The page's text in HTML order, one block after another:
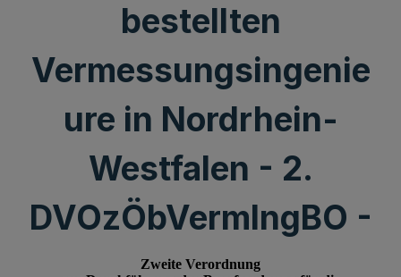
bestellten
Vermessungsingenie
ure in Nordrhein-
Westfalen - 2.
DVOzÖbVermIngBO -